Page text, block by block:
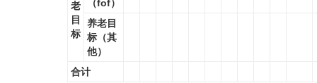
老
目
标
（fof）
养老目
标（其
他）
合计